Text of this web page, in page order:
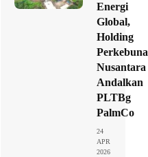
Energi
Global,
Holding
Nusantara
Andalkan
PLTBg
PalmCo
24
APR
2026